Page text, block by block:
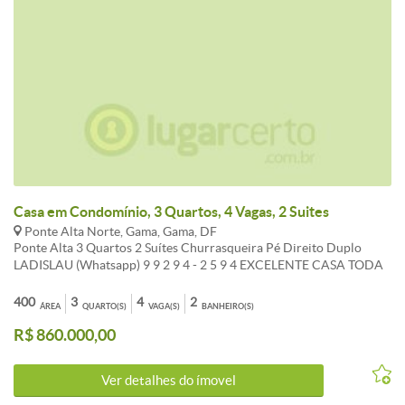
Casa em Condomínio, 3 Quartos, 4 Vagas, 2 Suites
Ponte Alta Norte, Gama, Gama, DF
Ponte Alta 3 Quartos 2 Suítes Churrasqueira Pé Direito Duplo
LADISLAU (Whatsapp) 9 9 2 9 4 - 2 5 9 4 EXCELENTE CASA TODA
CONDOMÍNIO FECHADO, COMPOSTA POR 03 QUARTOS
SENDO 02 SUÍTES, 02 CLOSETS, SALA, COZINHA, LAVABO,
PISCINA, CHURRASQUEIRA, PISO EM PORCELANATO, FINO
ILUMINAÇÃO, PAISAGISMO... * FACHADA COM PELE DE VIDRO;
* SALA PÉ DIREITO DUPLO P/ 02 AMBIENTES; * SUÍTES COM
ÁREA
400 QUARTO(S)
3 VAGA(S)
4 BANHEIRO(S)
2
R$ 860.000,00
Ver detalhes do ímovel